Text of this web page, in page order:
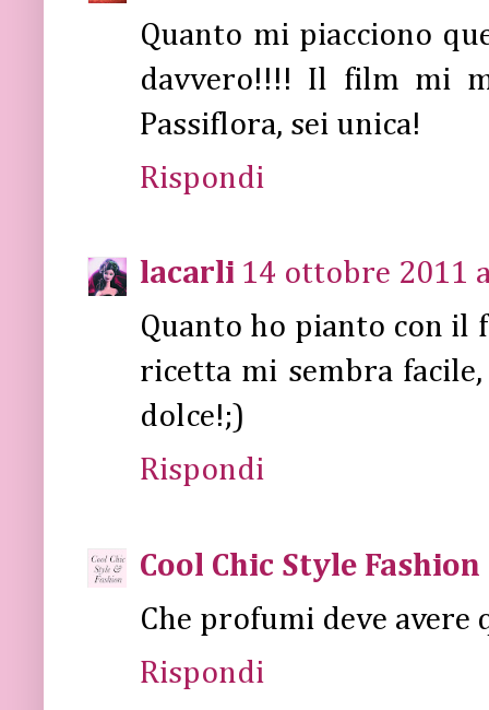
Quanto mi piacciono
davvero!!!! Il film mi
Passiflora, sei unica!
Rispondi
lacarli 14 ottobre 2011
Quanto ho pianto con il
ricetta mi sembra
dolce!;)
Rispondi
Cool Chic Style Fashion
Che profumi deve avere
Rispondi